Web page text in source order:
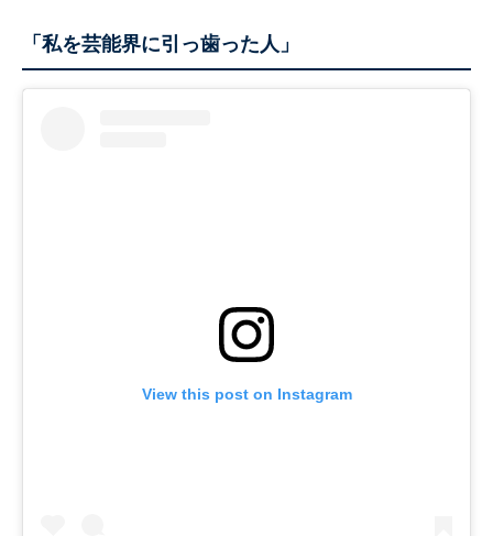
「私を芸能界に引っ歯った人」
View this post on Instagram